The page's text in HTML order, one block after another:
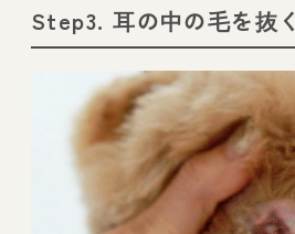
Step3. 耳の中の毛を抜く